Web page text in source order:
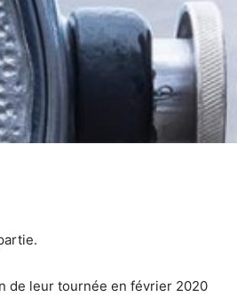
de leur tournée en février 2020